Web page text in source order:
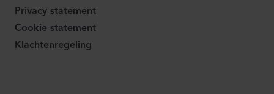
Privacy statement
Cookie statement
Klachtenregeling